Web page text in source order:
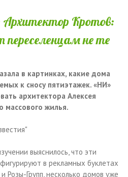
Кротов:
переселенцам не те
в картинках, какие дома
к сносу пятиэтажек. «НИ»
архитектора Алексея
массового жилья.
выяснилось, что эти
в рекламных буклетах
Розы-Групп, несколько домов уже